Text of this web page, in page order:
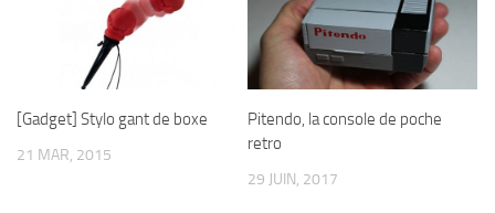
[Gadget] Stylo gant de boxe
21 MAR, 2015
Pitendo, la console de poche
retro
29 JUIN, 2017